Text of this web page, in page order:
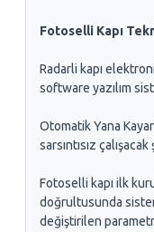
Fotoselli Kapı
Radarli kapı
software yazılım
Otomatik Yana
sarsıntısız
Fotoselli kapı ilk
doğrultusunda
değiştirilen